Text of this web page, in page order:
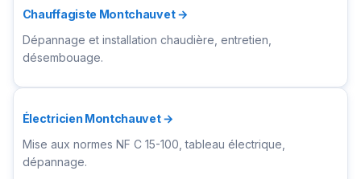
Chauffagiste Montchauvet →
Dépannage et installation chaudière, entretien,
désembouage.
Électricien Montchauvet →
Mise aux normes NF C 15-100, tableau électrique,
dépannage.